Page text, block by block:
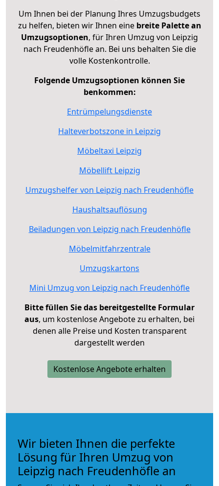
Um Ihnen bei der Planung Ihres Umzugsbudgets
zu helfen, bieten wir Ihnen eine breite Palette an
Umzugsoptionen, für Ihren Umzug von Leipzig
nach Freudenhöfle an. Bei uns behalten Sie die
volle Kostenkontrolle.
Folgende Umzugsoptionen können Sie
benkommen:
Entrümpelungsdienste
Halteverbotszone in Leipzig
Möbeltaxi Leipzig
Möbellift Leipzig
Umzugshelfer von Leipzig nach Freudenhöfle
Haushaltsauflösung
Beiladungen von Leipzig nach Freudenhöfle
Möbelmitfahrzentrale
Umzugskartons
Mini Umzug von Leipzig nach Freudenhöfle
Bitte füllen Sie das bereitgestellte Formular
aus, um kostenlose Angebote zu erhalten, bei
denen alle Preise und Kosten transparent
dargestellt werden
Kostenlose Angebote erhalten
Wir bieten Ihnen die perfekte
Lösung für Ihren Umzug von
Leipzig nach Freudenhöfle an